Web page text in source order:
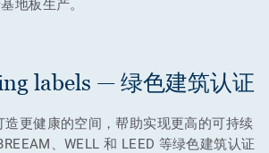
地板生产。
labels — 绿色建筑认证
造更健康的空间，帮助实现更高的可持续
、WELL 和 LEED 等绿色建筑认证